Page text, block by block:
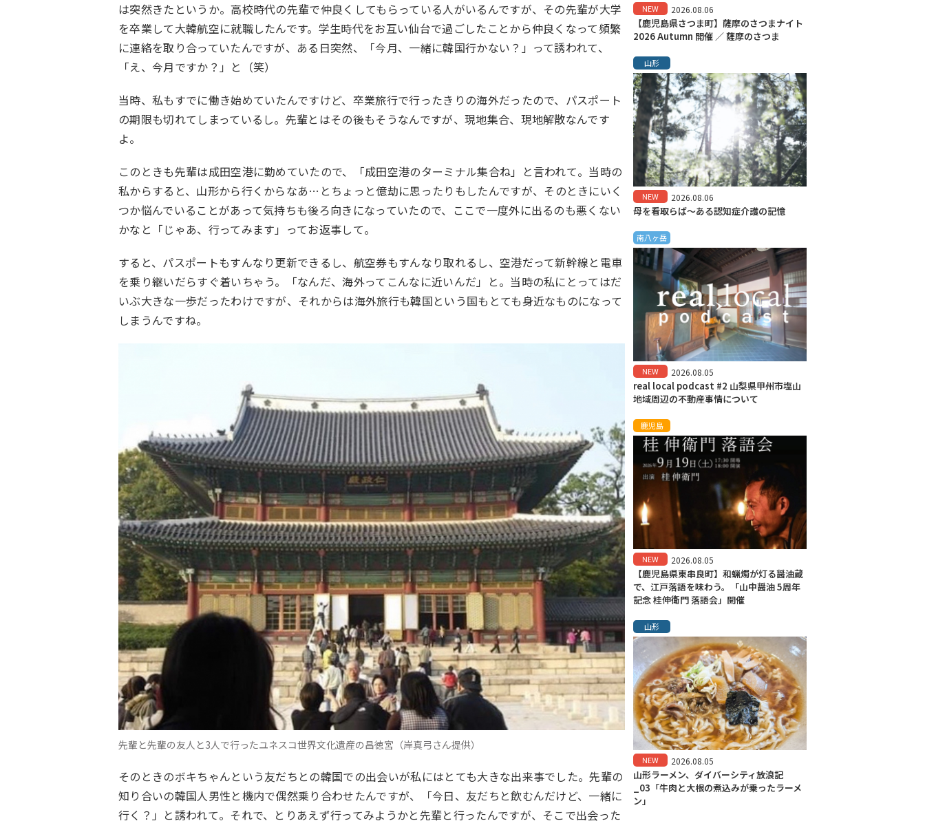
は突然きたというか。高校時代の先輩で仲良くしてもらっている人がいるんですが、その先輩が大学
を卒業して大韓航空に就職したんです。学生時代をお互い仙台で過ごしたことから仲良くなって頻繁
に連絡を取り合っていたんですが、ある日突然、「今月、一緒に韓国行かない？」って誘われて、
「え、今月ですか？」と（笑）
当時、私もすでに働き始めていたんですけど、卒業旅行で行ったきりの海外だったので、パスポート
の期限も切れてしまっているし。先輩とはその後もそうなんですが、現地集合、現地解散なんです
よ。
このときも先輩は成田空港に勤めていたので、「成田空港のターミナル集合ね」と言われて。当時の
私からすると、山形から行くからなあ… とちょっと億劫に思ったりもしたんですが、そのときにいく
つか悩んでいることがあって気持ちも後ろ向きになっていたので、ここで一度外に出るのも悪くない
かなと「じゃあ、行ってみます」ってお返事して。
すると、パスポートもすんなり更新できるし、航空券もすんなり取れるし、空港だって新幹線と電車
を乗り継いだらすぐ着いちゃう。「なんだ、海外ってこんなに近いんだ」と。当時の私にとってはだ
いぶ大きな一歩だったわけですが、それからは海外旅行も韓国という国もとても身近なものになって
しまうんですね。
先輩と先輩の友人と3人で行ったユネスコ世界文化遺産の昌徳宮（岸真弓さん提供）
そのときのボキちゃんという友だちとの韓国での出会いが私にはとても大きな出来事でした。先輩の
知り合いの韓国人男性と機内で偶然乗り合わせたんですが、「今日、友だちと飲むんだけど、一緒に
行く？」と誘われて。それで、とりあえず行ってみようかと先輩と行ったんですが、そこで出会った
NEW 2026.08.06
【鹿児島県さつま町】薩摩のさつまナイト
2026 Autumn 開催 ／ 薩摩のさつま
山形
NEW 2026.08.06
母を看取らば～ある認知症介護の記憶
南八ヶ岳
NEW 2026.08.05
real local podcast #2 山梨県甲州市塩山
地域周辺の不動産事情について
鹿児島
NEW 2026.08.05
【鹿児島県東串良町】和蝋燭が灯る醤油蔵
で、江戸落語を味わう。「山中醤油 5周年
記念 桂伸衛門 落語会」開催
山形
NEW 2026.08.05
山形ラーメン、ダイバーシティ放浪記
_03「牛肉と大根の煮込みが乗ったラーメ
ン」